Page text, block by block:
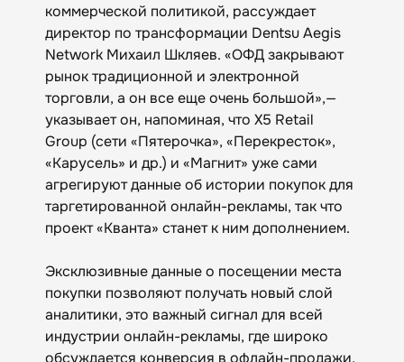
коммерческой политикой, рассуждает
директор по трансформации Dentsu Aegis
Network Михаил Шкляев. «ОФД закрывают
рынок традиционной и электронной
торговли, а он все еще очень большой»,—
указывает он, напоминая, что Х5 Retail
Group (сети «Пятерочка», «Перекресток»,
«Карусель» и др.) и «Магнит» уже сами
агрегируют данные об истории покупок для
таргетированной онлайн-рекламы, так что
проект «Кванта» станет к ним дополнением.
Эксклюзивные данные о посещении места
покупки позволяют получать новый слой
аналитики, это важный сигнал для всей
индустрии онлайн-рекламы, где широко
обсуждается конверсия в офлайн-продажи,